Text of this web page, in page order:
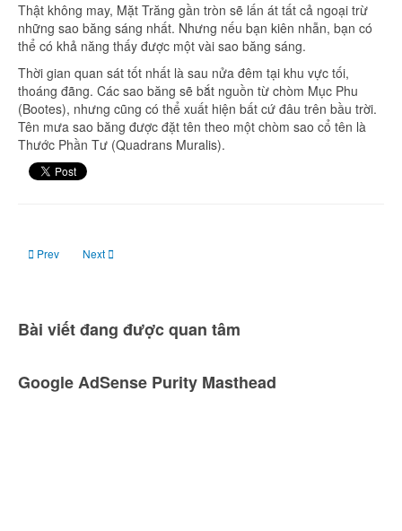
Thật không may, Mặt Trăng gần tròn sẽ lấn át tất cả ngoại trừ
những sao băng sáng nhất. Nhưng nếu bạn kiên nhẫn, bạn có
thể có khả năng thấy được một vài sao băng sáng.
Thời gian quan sát tốt nhất là sau nửa đêm tại khu vực tối,
thoáng đãng. Các sao băng sẽ bắt nguồn từ chòm Mục Phu
(Bootes), nhưng cũng có thể xuất hiện bất cứ đâu trên bầu trời.
Tên mưa sao băng được đặt tên theo một chòm sao cổ tên là
Thước Phần Tư (Quadrans Muralis).
Previous article: Ngày 02 tháng 01: Trăng tròn, siêu trăng
Prev Next article: Ngày 17 tháng 01: Trăng mới
Next
Bài viết đang được quan tâm
Google AdSense Purity Masthead